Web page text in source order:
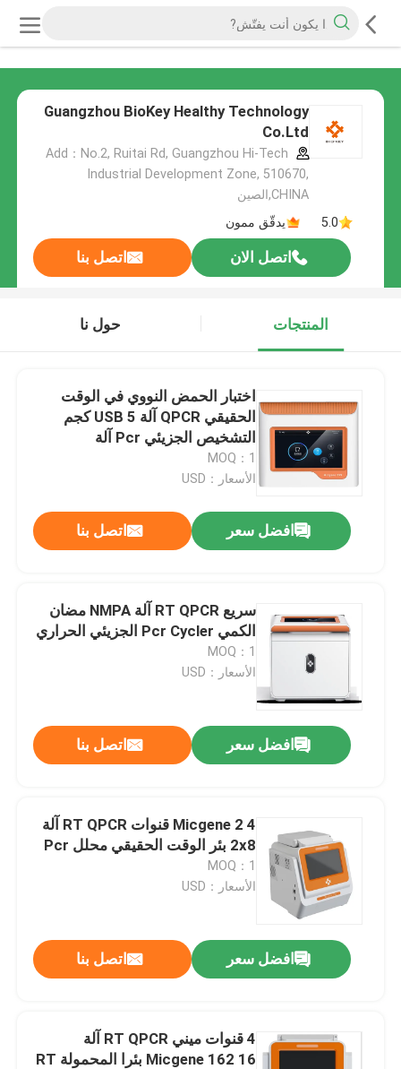
Guangzhou BioKey Healthy Technology
Co.Ltd
Add：No.2, Ruitai Rd, Guangzhou Hi-Tech
Industrial Development Zone, 510670,
CHINA,الصين
5.0
يدقّق ممون
اتصل الان اتصل بنا
المنتجات حول نا
اختبار الحمض النووي في الوقت
الحقيقي QPCR آلة USB 5 كجم
التشخيص الجزيئي Pcr آلة
MOQ：1
الأسعار：USD
افضل سعر اتصل بنا
سريع RT QPCR آلة NMPA مضان
الكمي Pcr Cycler الجزيئي الحراري
MOQ：1
الأسعار：USD
افضل سعر اتصل بنا
Micgene 2 4 قنوات RT QPCR آلة
2x8 بئر الوقت الحقيقي محلل Pcr
MOQ：1
الأسعار：USD
افضل سعر اتصل بنا
4 قنوات ميني RT QPCR آلة
Micgene 162 16 بئرا المحمولة RT